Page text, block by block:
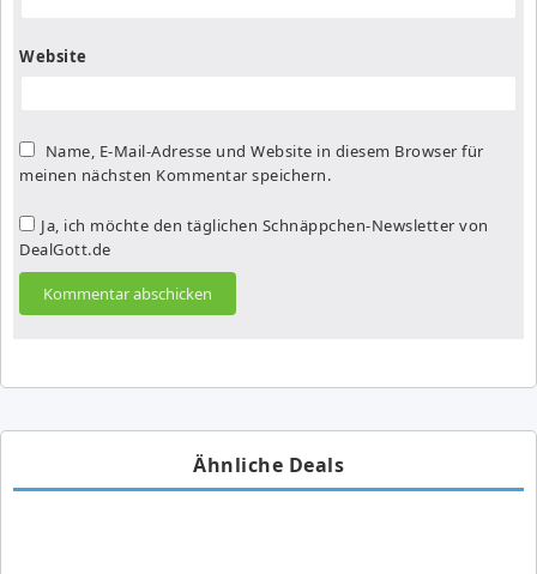
Website
Name, E-Mail-Adresse und Website in diesem Browser für
meinen nächsten Kommentar speichern.
Ja, ich möchte den täglichen Schnäppchen-Newsletter von
DealGott.de
Ähnliche Deals